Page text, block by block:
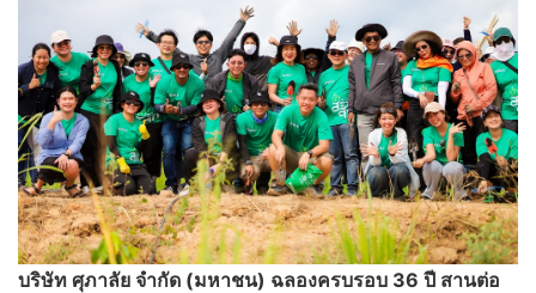
บริษัท ศุภาลัย จำกัด (มหาชน) ฉลองครบรอบ 36 ปี สานต่อ